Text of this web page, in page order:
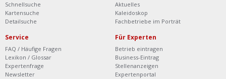
Schnellsuche
Kartensuche
Detailsuche
Aktuelles
Kaleidoskop
Fachbetriebe im Porträt
Service
FAQ / Häufige Fragen
Lexikon / Glossar
Expertenfrage
Newsletter
Für Experten
Betrieb eintragen
Business-Eintrag
Stellenanzeigen
Expertenportal